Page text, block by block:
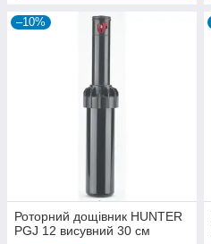
–10%
Роторний дощівник HUNTER
PGJ 12 висувний 30 см